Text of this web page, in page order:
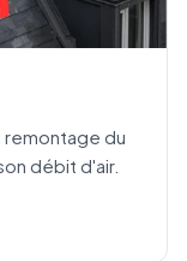
du
débit d'air.